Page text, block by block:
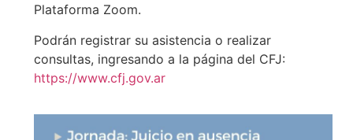
Plataforma Zoom.
Podrán registrar su asistencia o realizar
consultas, ingresando a la página del CFJ:
https://www.cfj.gov.ar